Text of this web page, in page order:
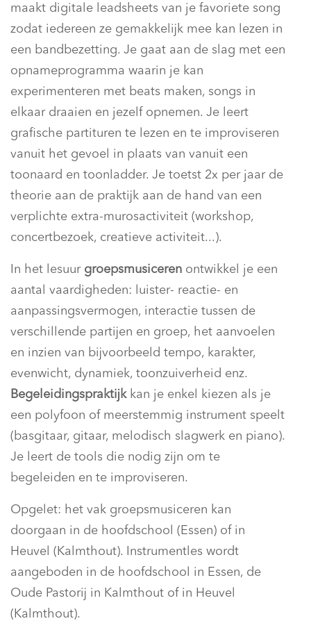
maakt digitale leadsheets van je favoriete song
zodat iedereen ze gemakkelijk mee kan lezen in
een bandbezetting. Je gaat aan de slag met een
opnameprogramma waarin je kan
experimenteren met beats maken, songs in
elkaar draaien en jezelf opnemen. Je leert
grafische partituren te lezen en te improviseren
vanuit het gevoel in plaats van vanuit een
toonaard en toonladder. Je toetst 2x per jaar de
theorie aan de praktijk aan de hand van een
verplichte extra-murosactiviteit (workshop,
concertbezoek, creatieve activiteit...).
In het lesuur groepsmusiceren ontwikkel je een
aantal vaardigheden: luister- reactie- en
aanpassingsvermogen, interactie tussen de
verschillende partijen en groep, het aanvoelen
en inzien van bijvoorbeeld tempo, karakter,
evenwicht, dynamiek, toonzuiverheid enz.
Begeleidingspraktijkkan je enkel kiezen als je
een polyfoon of meerstemmig instrument speelt
(basgitaar, gitaar, melodisch slagwerk en piano).
Je leert de tools die nodig zijn om te
begeleiden en te improviseren.
Opgelet: het vak groepsmusiceren kan
doorgaan in de hoofdschool (Essen) of in
Heuvel (Kalmthout). Instrumentles wordt
aangeboden in de hoofdschool in Essen, de
Oude Pastorij in Kalmthout of in Heuvel
(Kalmthout).